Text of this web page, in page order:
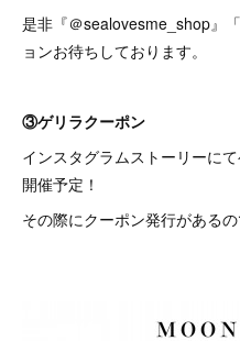
是非『＠sealovesme_shop』
ョンお待ちしております。
③ゲリラクーポン
インスタグラムストーリーに
開催予定！
その際にクーポン発行があるの